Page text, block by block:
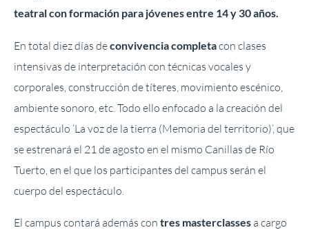
teatral con formación para jóvenes entre 14 y 30 años.
En total diez días deconvivencia completacon clases
intensivas de interpretación con técnicas vocales y
corporales, construcción de títeres, movimiento escénico,
ambiente sonoro, etc. Todo ello enfocado a la creación del
espectáculo ‘La voz de la tierra (Memoria del territorio)’, que
se estrenará el 21 de agosto en el mismo Canillas de Río
Tuerto, en el que los participantes del campus serán el
cuerpo del espectáculo.
El campus contará además con tres masterclasses a cargo